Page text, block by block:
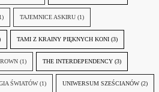
TAJEMNICE ASKIRU (1)
TAMI Z KRAINY PIĘKNYCH KONI (3)
(1) THE INTERDEPENDENCY (3)
ŚWIATÓW (1) UNIWERSUM SZEŚCIANÓW (2)